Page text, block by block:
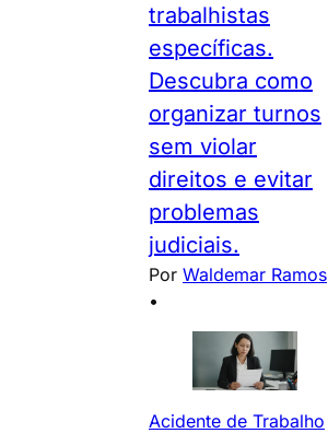
trabalhistas
específicas.
Descubra como
organizar turnos
sem violar
direitos e evitar
problemas
judiciais.
Por Waldemar Ramos
•
Acidente de Trabalho